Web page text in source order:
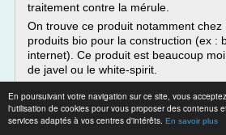
En poursuivant votre navigation sur ce site, vous acceptez
l'utilisation de cookies pour vous proposer des contenus
services adaptés à vos centres d'intérêts. En savoir plus
traitement contre la mérule.
On trouve ce produit notamment
produits bio pour la construction (ex :
internet). Ce produit est beaucoup
de javel ou le white-spirit.
Réponse 13 Rénovation maison
Comment traiter les champignons...